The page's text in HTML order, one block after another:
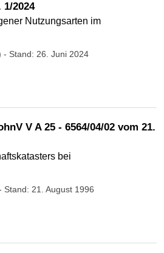
1/2024
Nutzungsarten im
- Stand: 26. Juni 2024
V A 25 - 6564/04/02 vom 21.
bei
Stand: 21. August 1996